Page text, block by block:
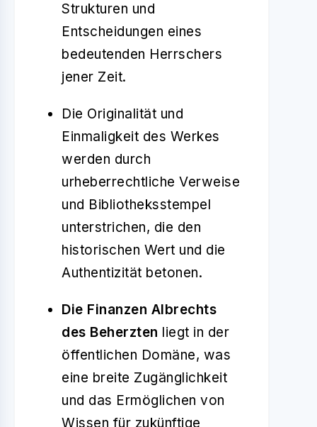
Strukturen und
Entscheidungen eines
bedeutenden Herrschers
jener Zeit.
Die Originalität und
Einmaligkeit des Werkes
werden durch
urheberrechtliche Verweise
und Bibliotheksstempel
unterstrichen, die den
historischen Wert und die
Authentizität betonen.
Die Finanzen Albrechts
des Beherzten liegt in der
öffentlichen Domäne, was
eine breite Zugänglichkeit
und das Ermöglichen von
Wissen für zukünftige